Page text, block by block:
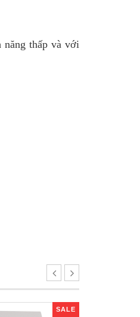
thấp và với
SALE